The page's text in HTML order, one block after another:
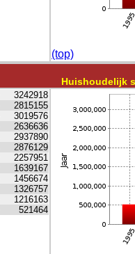
(top)
Huishoudelijk
3242918
2815155
3019576
2636636
2937890
2876129
2257951
1639167
1456674
1326757
1216163
521464